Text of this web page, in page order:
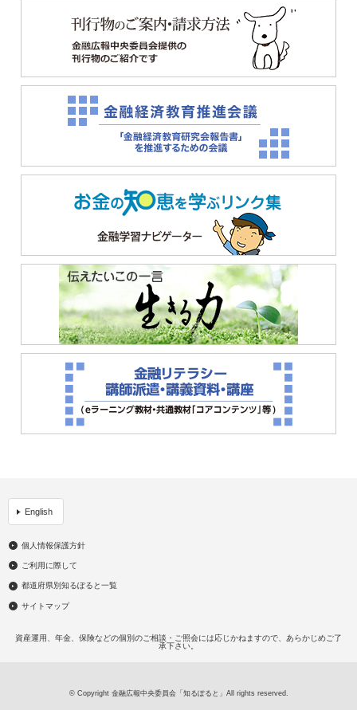
English
個人情報保護方針
ご利用に際して
都道府県別知るぽると一覧
サイトマップ
資産運用、年金、保険などの個別のご相談・ご照会には応じかねますので、あらかじめご了
承下さい。
© Copyright 金融広報中央委員会「知るぽると」All rights reserved.